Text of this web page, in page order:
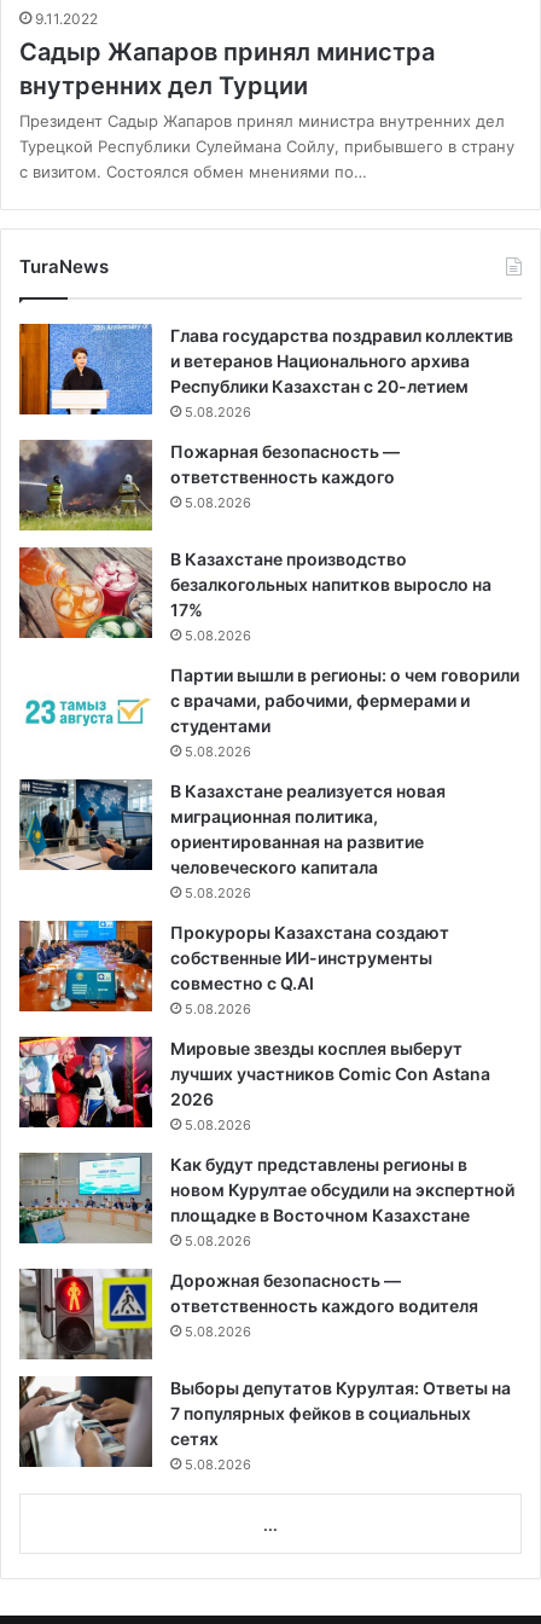
9.11.2022
Садыр Жапаров принял министра
внутренних дел Турции
Президент Садыр Жапаров принял министра внутренних дел
Турецкой Республики Сулеймана Сойлу, прибывшего в страну
с визитом. Состоялся обмен мнениями по…
TuraNews
Глава государства поздравил коллектив
и ветеранов Национального архива
Республики Казахстан с 20-летием
5.08.2026
Пожарная безопасность —
ответственность каждого
5.08.2026
В Казахстане производство
безалкогольных напитков выросло на
17%
5.08.2026
Партии вышли в регионы: о чем говорили
с врачами, рабочими, фермерами и
студентами
5.08.2026
В Казахстане реализуется новая
миграционная политика,
ориентированная на развитие
человеческого капитала
5.08.2026
Прокуроры Казахстана создают
собственные ИИ-инструменты
совместно с Q.AI
5.08.2026
Мировые звезды косплея выберут
лучших участников Comic Con Astana
2026
5.08.2026
Как будут представлены регионы в
новом Курултае обсудили на экспертной
площадке в Восточном Казахстане
5.08.2026
Дорожная безопасность —
ответственность каждого водителя
5.08.2026
Выборы депутатов Курултая: Ответы на
7 популярных фейков в социальных
сетях
5.08.2026
...